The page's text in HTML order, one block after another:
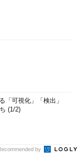
「可視化」「検出」
(1/2)
by